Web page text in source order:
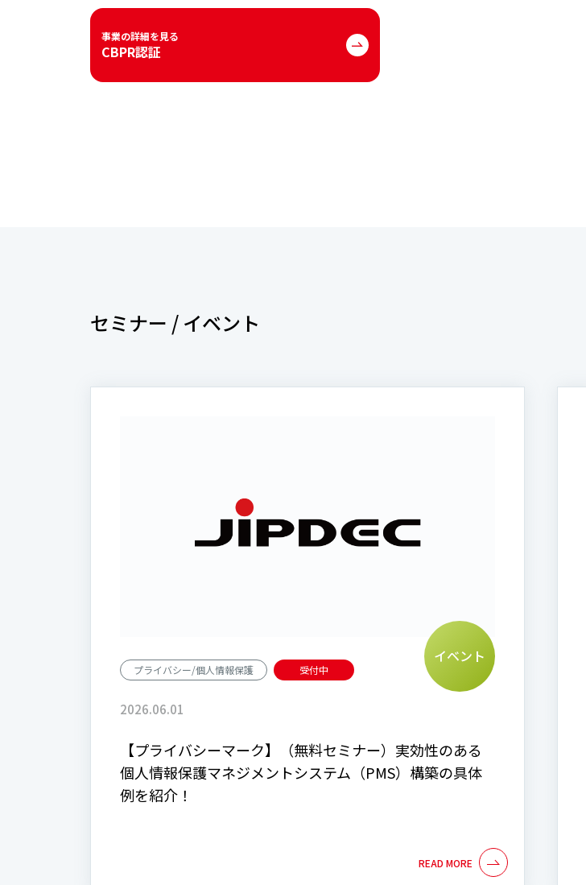
事業の詳細を見る
CBPR認証
セミナー / イベント
プライバシー/個人情報保護 受付中
イベント
2026.06.01
【プライバシーマーク】（無料セミナー）実効性のある
個人情報保護マネジメントシステム（PMS）構築の具体
例を紹介！